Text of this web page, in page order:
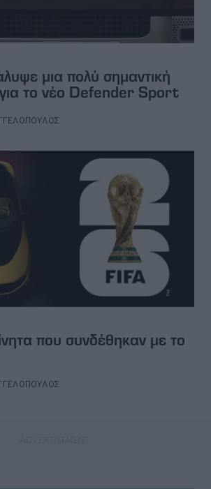
μια πολύ σημαντική
το νέο Defender Sport
που συνδέθηκαν με το